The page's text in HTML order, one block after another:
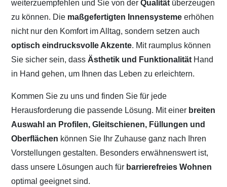
weiterzuempfehlen und Sie von derQualität überzeugen
zu können. Die maßgefertigten Innensystemeerhöhen
nicht nur den Komfort im Alltag, sondern setzen auch
optisch eindrucksvolle Akzente. Mit raumplus können
Sie sicher sein, dass Ästhetik und Funktionalität Hand
in Hand gehen, um Ihnen das Leben zu erleichtern.
Kommen Sie zu uns und finden Sie für jede
Herausforderung die passende Lösung. Mit einer breiten
Auswahl an Profilen, Gleitschienen, Füllungen und
Oberflächen können Sie Ihr Zuhause ganz nach Ihren
Vorstellungen gestalten. Besonders erwähnenswert ist,
dass unsere Lösungen auch für barrierefreies Wohnen
optimal geeignet sind.